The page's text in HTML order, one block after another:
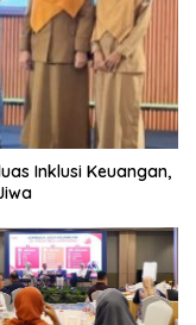
Inklusi Keuangan,